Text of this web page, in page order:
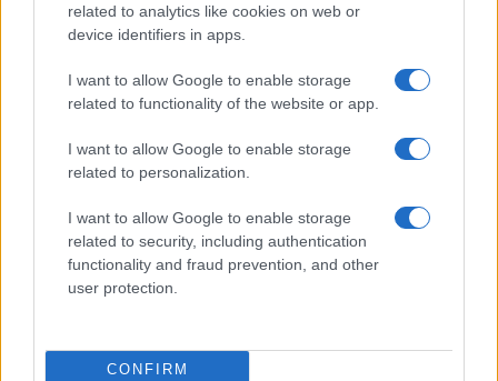
related to analytics like cookies on web or
device identifiers in apps.
I want to allow Google to enable storage
related to functionality of the website or app.
I want to allow Google to enable storage
related to personalization.
I want to allow Google to enable storage
related to security, including authentication
functionality and fraud prevention, and other
user protection.
CONFIRM
Martina Agostina Diturco
I nostri cari
I nostri cari
I nostri cari